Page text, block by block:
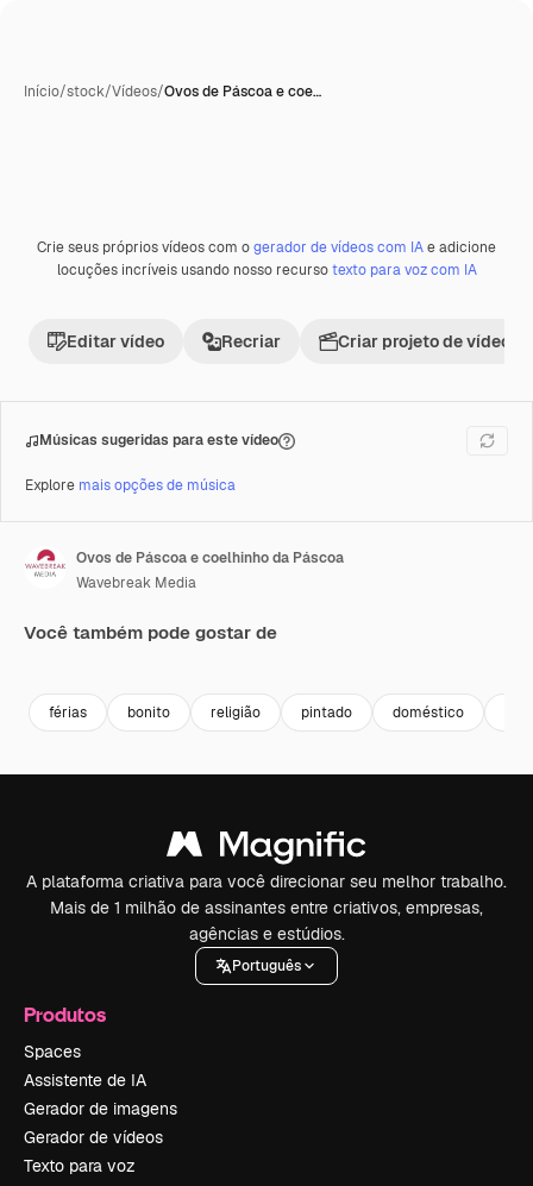
Início/stock/Vídeos/Ovos de Páscoa e coe…
Premium
Crie seus próprios vídeos com ogerador de vídeos com IAe adicione
locuções incríveis usando nosso recursotexto para voz com IA
Editar vídeo Recriar Criar projeto de vídeo
Músicas sugeridas para este vídeo
Explore mais opções de música
Ovos de Páscoa e coelhinho da Páscoa
Wavebreak Media
Você também pode gostar de
férias bonito religião pintado doméstico
A plataforma criativa para você direcionar seu melhor trabalho.
Mais de 1 milhão de assinantes entre criativos, empresas,
agências e estúdios.
Português
Produtos
Spaces
Assistente de IA
Gerador de imagens
Gerador de vídeos
Texto para voz